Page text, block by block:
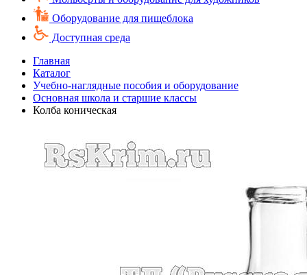
Оборудование для пищеблока
Доступная среда
Главная
Каталог
Учебно-наглядные пособия и оборудование
Основная школа и старшие классы
Колба коническая